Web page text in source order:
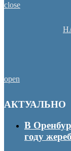
close
open
АКТУАЛЬНО
В
году